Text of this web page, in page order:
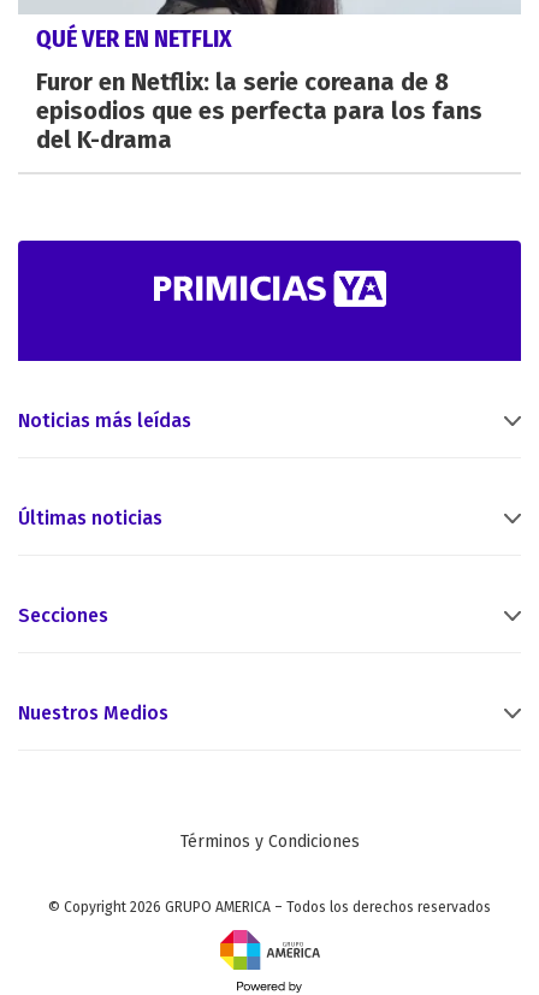
QUÉ VER EN NETFLIX
Furor en Netflix: la serie coreana de 8
episodios que es perfecta para los fans
del K-drama
Noticias más leídas
Últimas noticias
Secciones
Nuestros Medios
Términos y Condiciones
© Copyright 2026 GRUPO AMERICA – Todos los derechos reservados